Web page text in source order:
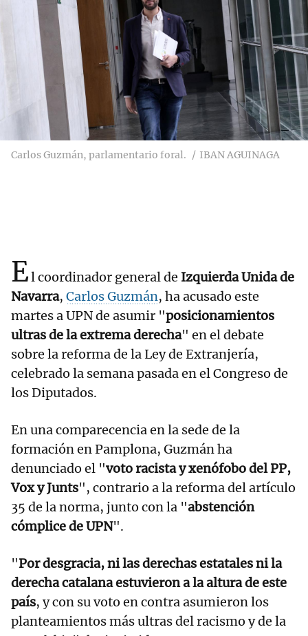
Carlos Guzmán, parlamentario foral. IBAN AGUINAGA
El coordinador general de Izquierda Unida de
Navarra, Carlos Guzmán, ha acusado este
martes a UPN de asumir "posicionamientos
ultras de la extrema derecha" en el debate
sobre la reforma de la Ley de Extranjería,
celebrado la semana pasada en el Congreso de
los Diputados.
En una comparecencia en la sede de la
formación en Pamplona, Guzmán ha
denunciado el "voto racista y xenófobo del PP,
Vox y Junts", contrario a la reforma del artículo
35 de la norma, junto con la "abstención
cómplice de UPN".
"Por desgracia, ni las derechas estatales ni la
derecha catalana estuvieron a la altura de este
país, y con su voto en contra asumieron los
planteamientos más ultras del racismo y de la